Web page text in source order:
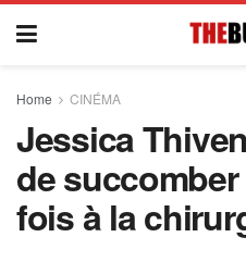
Home CINÉMA
Jessica
de
fois à la